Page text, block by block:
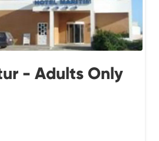
- Adults Only